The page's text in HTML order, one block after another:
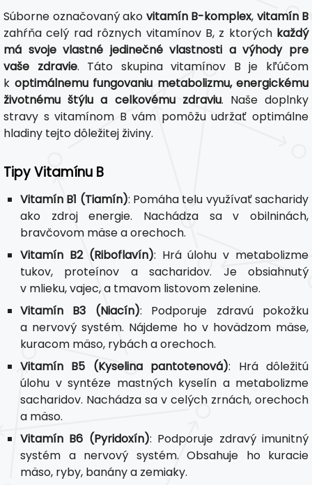
Súborne označovaný ako vitamín B-komplex, vitamín B
zahŕňa celý rad rôznych vitamínov B, z ktorých každý
má svoje vlastné jedinečné vlastnosti a výhody pre
vaše zdravie. Táto skupina vitamínov B je kľúčom
k optimálnemu fungovaniu metabolizmu, energickému
životnému štýlu a celkovému zdraviu. Naše doplnky
stravy s vitamínom B vám pomôžu udržať optimálne
hladiny tejto dôležitej živiny.
Tipy Vitamínu B
Vitamín B1 (Tiamín): Pomáha telu využívať sacharidy
ako zdroj energie. Nachádza sa v obilninách,
bravčovom mäse a orechoch.
Vitamín B2 (Riboflavín): Hrá úlohu v metabolizme
tukov, proteínov a sacharidov. Je obsiahnutý
v mlieku, vajec, a tmavom listovom zelenine.
Vitamín B3 (Niacín): Podporuje zdravú pokožku
a nervový systém. Nájdeme ho v hovädzom mäse,
kuracom mäso, rybách a orechoch.
Vitamín B5 (Kyselina pantotenová): Hrá dôležitú
úlohu v syntéze mastných kyselín a metabolizme
sacharidov. Nachádza sa v celých zrnách, orechoch
a mäso.
Vitamín B6 (Pyridoxín): Podporuje zdravý imunitný
systém a nervový systém. Obsahuje ho kuracie
mäso, ryby, banány a zemiaky.